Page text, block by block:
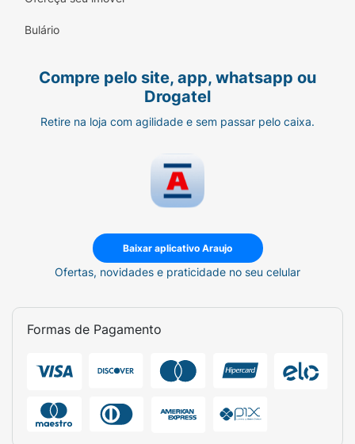
Bulário
Compre pelo site, app, whatsapp ou
Drogatel
Retire na loja com agilidade e sem passar pelo caixa.
Baixar aplicativo Araujo
Ofertas, novidades e praticidade no seu celular
Formas de Pagamento